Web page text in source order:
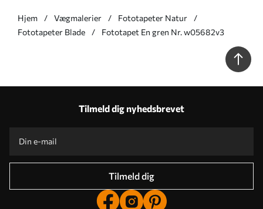
Hjem Vægmalerier
Fototapeter Natur
Fototapeter Blade
Fototapet En gren Nr. w05682v3
Tilmeld dig nyhedsbrevet
Tilmeld dig